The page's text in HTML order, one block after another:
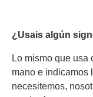
¿Usais algún
Lo mismo que usa
mano e indicamos
necesitemos,